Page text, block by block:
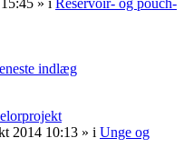
indlæg
2014 10:13 » i Unge og